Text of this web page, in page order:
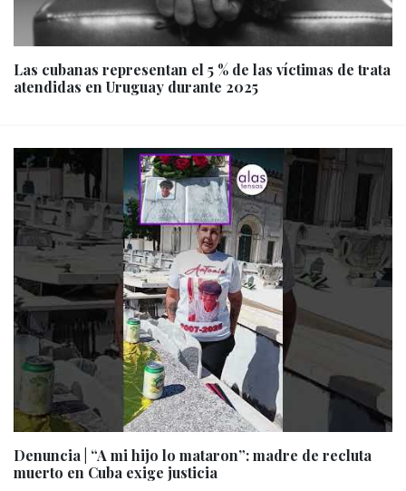
Las cubanas representan el 5 % de las víctimas de trata
atendidas en Uruguay durante 2025
Denuncia | “A mi hijo lo mataron”: madre de recluta
muerto en Cuba exige justicia